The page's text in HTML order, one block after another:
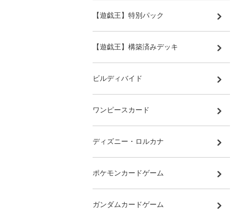
【遊戯王】特別パック
【遊戯王】構築済みデッキ
ビルディバイド
ワンピースカード
ディズニー・ロルカナ
ポケモンカードゲーム
ガンダムカードゲーム